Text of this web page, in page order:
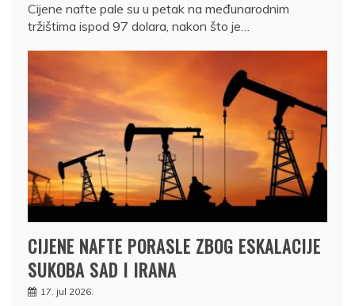
Cijene nafte pale su u petak na međunarodnim
tržištima ispod 97 dolara, nakon što je…
CIJENE NAFTE PORASLE ZBOG ESKALACIJE
SUKOBA SAD I IRANA
17. jul 2026.